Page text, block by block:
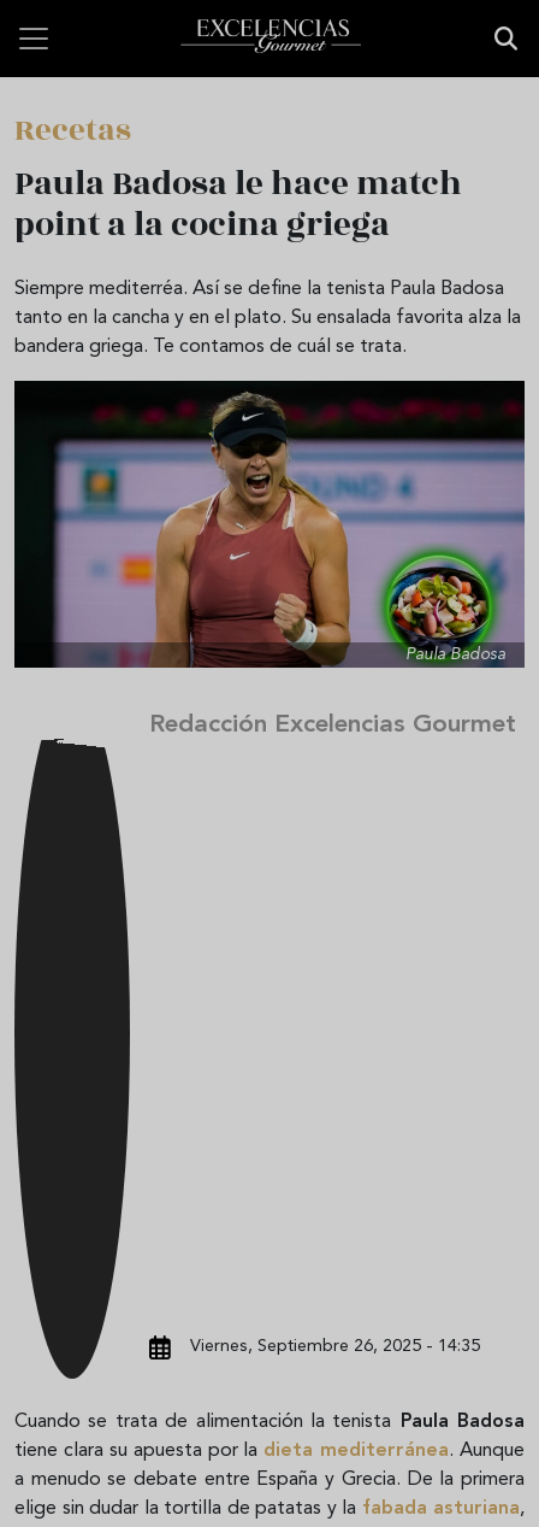
Recetas
Paula Badosa le hace match
point a la cocina griega
Siempre mediterréa. Así se define la tenista Paula Badosa
tanto en la cancha y en el plato. Su ensalada favorita alza la
bandera griega. Te contamos de cuál se trata.
Paula Badosa
Redacción Excelencias Gourmet
Viernes, Septiembre 26, 2025 - 14:35
Cuando se trata de alimentación la tenista Paula Badosa
tiene clara su apuesta por la dieta mediterránea. Aunque
a menudo se debate entre España y Grecia. De la primera
elige sin dudar la tortilla de patatas y la fabada asturiana,